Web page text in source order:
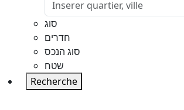
סוג
חדרים
סוג הנכס
שטח
Recherche